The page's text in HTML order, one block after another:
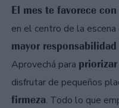
El mes te favorece
en el centro de la escena
mayor responsabilidad
Aprovechá para
disfrutar de pequeños
firmeza. Todo lo que